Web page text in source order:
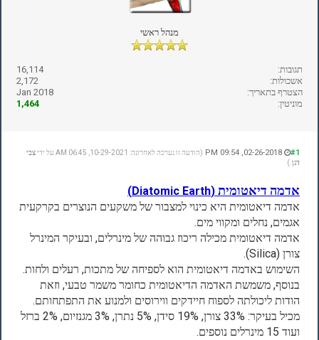
מנהל ראשי
תגובות:
16,114
אשכולות:
2,172
הצטרף בתאריך:
Jan 2018
מוניטין:
1,464
#1 (הודעה זו נערכה לאחרונה: 10-29-2021, 06:45 AM על ידי
צבי
דגן .)
אדמה דיאטומית (Diatomic Earth)
אדמה דיאטומית היא כינוי למצבור של משקעים הנוצרים בקרקעית
אגמים, נחלים ומקווי מים.
אדמה דיאטומית מכילה ריכוז גבוהה של מינרלים, ובעיקר המינרל
צורן (Silica).
השימוש באדמה דיאטומית הוא לספיחה של מתכות, רעלים ולחות.
בנוסף, משמשת האדמה הדיאטומית כחומר משמר טבעי, וזאת
הודות ליכולתה לספוח חיידקים ווירוסים ולמנוע את התפתחותם.
מכיל בעיקר: 33% צורן, 19% סידן, 5% נתרן, 3% מגנזיום, 2% ברזל
ועוד 15 מינרלים נוספים.